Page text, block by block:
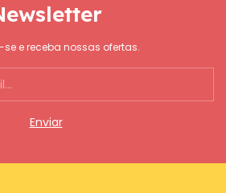
e receba nossas ofertas.